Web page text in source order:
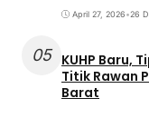
April 27, 2026•26
05 KUHP Baru,
Titik Rawan
Barat